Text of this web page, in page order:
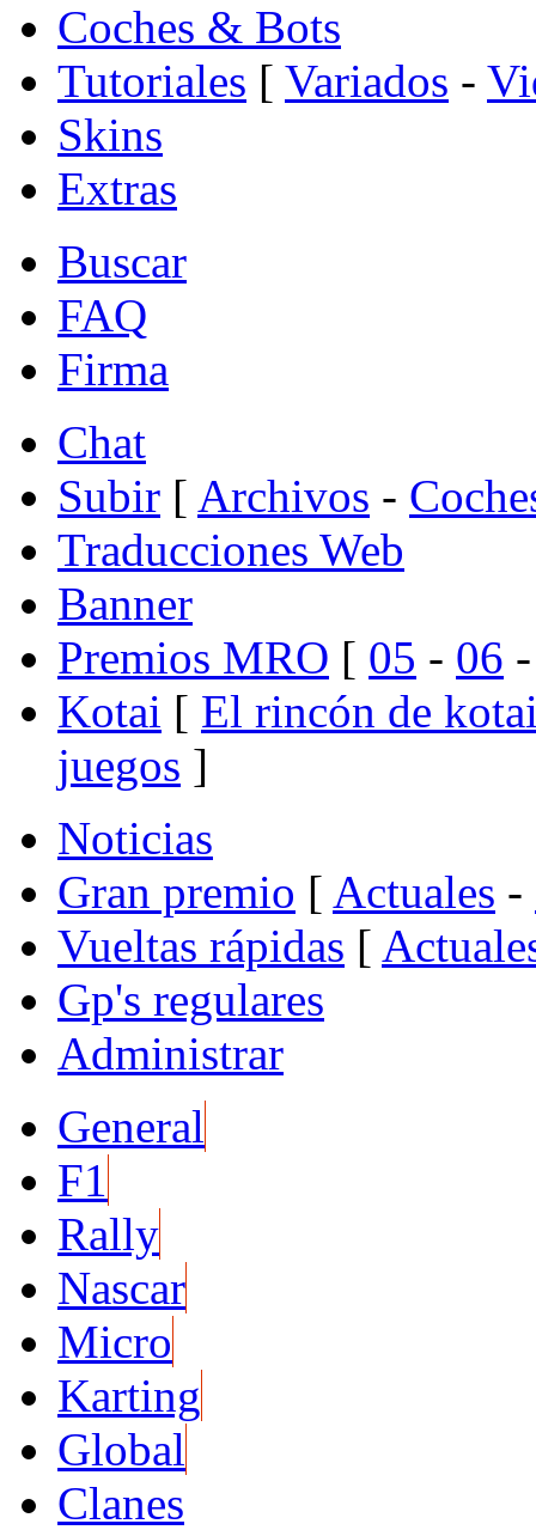
Coches & Bots
Tutoriales [ Variados -
Skins
Extras
Buscar
FAQ
Firma
Chat
Subir [ Archivos -
Traducciones Web
Banner
Premios MRO [ 05 - 06
Kotai [ El rincón de
juegos ]
Noticias
Gran premio [ Actuales -
Vueltas rápidas [
Gp's regulares
Administrar
General
F1
Rally
Nascar
Micro
Karting
Global
Clanes